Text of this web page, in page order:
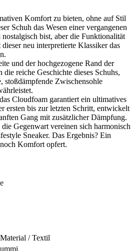
Komfort zu bieten, ohne auf Stil
Schuh das Wesen einer vergangenen
bist, aber die Funktionalität
neu interpretierte Klassiker das
und der hochgezogene Rand der
die reiche Geschichte dieses Schuhs,
stoßdämpfende Zwischensohle
Cloudfoam garantiert ein ultimatives
ersten bis zur letzten Schritt, entwickelt
Gang mit zusätzlicher Dämpfung.
Gegenwart vereinen sich harmonisch
Sneaker. Das Ergebnis? Ein
Komfort opfert.
/ Textil